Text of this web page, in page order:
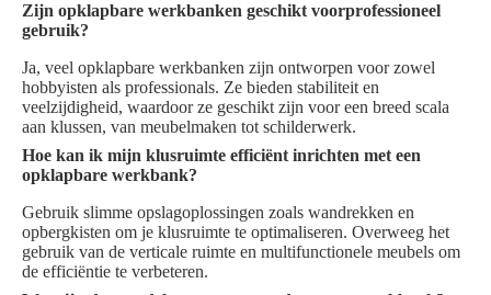
Zijn opklapbare werkbanken geschikt voorprofessioneel
gebruik?
Ja, veel opklapbare werkbanken zijn ontworpen voor zowel
hobbyisten als professionals. Ze bieden stabiliteit en
veelzijdigheid, waardoor ze geschikt zijn voor een breed scala
aan klussen, van meubelmaken tot schilderwerk.
Hoe kan ik mijn klusruimte efficiënt inrichten met een
opklapbare werkbank?
Gebruik slimme opslagoplossingen zoals wandrekken en
opbergkisten om je klusruimte te optimaliseren. Overweeg het
gebruik van de verticale ruimte en multifunctionele meubels om
de efficiëntie te verbeteren.